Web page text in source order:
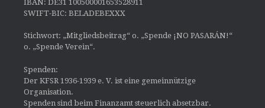
IBAN: DE31 100500001653528911
SWIFT-BIC: BELADEBEXXX
Stichwort: „Mitgliedsbeitrag“ o. „Spende ¡NO PASARÁN!“
o. „Spende Verein“.
Spenden:
Der KFSR 1936-1939 e. V. ist eine gemeinnützige
Organisation.
Spenden sind beim Finanzamt steuerlich absetzbar.